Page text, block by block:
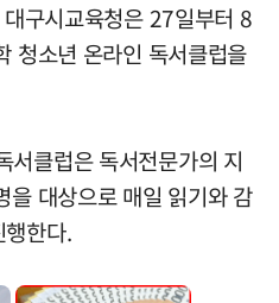
구시교육청은 27일부터 8
청소년 온라인 독서클럽을
서클럽은 독서전문가의 지
대상으로 매일 읽기와 감
한다.